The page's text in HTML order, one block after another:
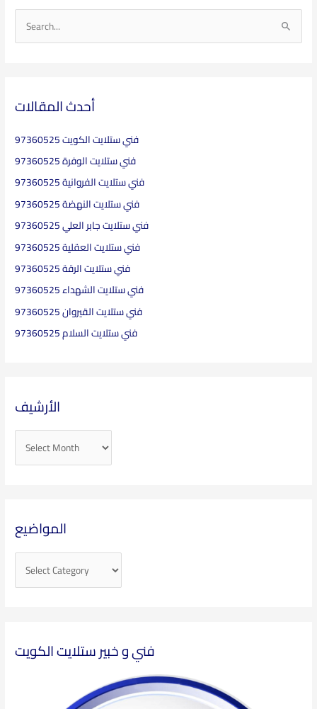
e
c
f
o
r
:
أحدث المقالات
فني ستلايت الكويت 97360525
فني ستلايت الوفرة 97360525
فني ستلايت الفروانية 97360525
فني ستلايت النهضة 97360525
فني ستلايت جابر العلي 97360525
فني ستلايت العقلية​ 97360525
فني ستلايت الرقة 97360525
فني ستلايت الشهداء 97360525
فني ستلايت القيروان 97360525
فني ستلايت السلام 97360525
الأرشيف
ش
المواضيع
ا
ع
فني و خبير ستلايت الكويت